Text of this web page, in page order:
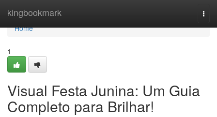
kingbookmark
Home
Home
1
Visual Festa Junina: Um Guia
Completo para Brilhar!